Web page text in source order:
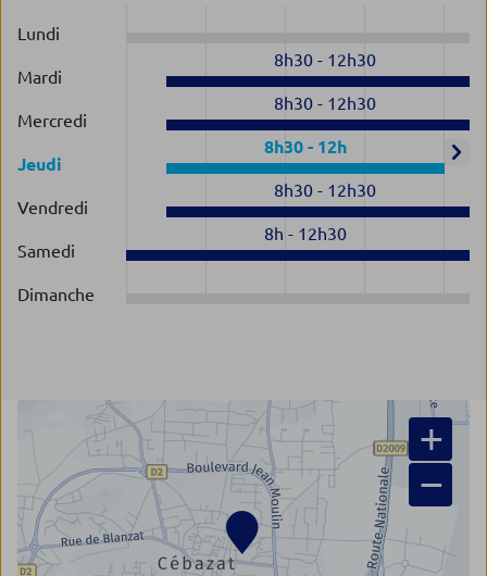
Lundi
Mardi
8h30- 12h30
Mercredi
8h30- 12h30
Jeudi
8h30- 12h
Vendredi
8h30- 12h30
Samedi
8h - 12h30
Dimanche
+
−